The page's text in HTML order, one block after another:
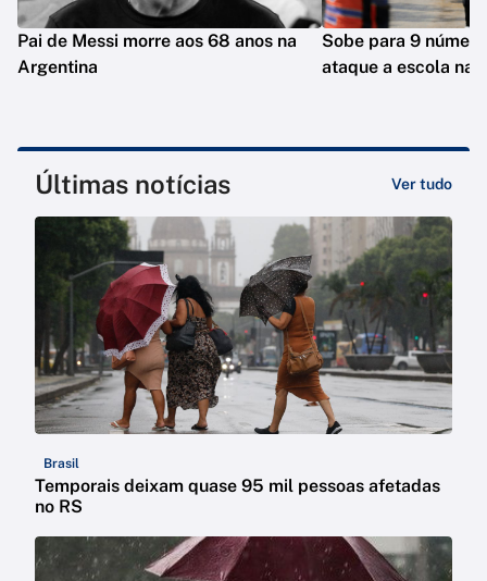
Pai de Messi morre aos 68 anos na
Argentina
Sobe para 9
ataque a escola na
Últimas notícias Ver tudo
Brasil
Temporais deixam quase 95 mil pessoas afetadas
no RS